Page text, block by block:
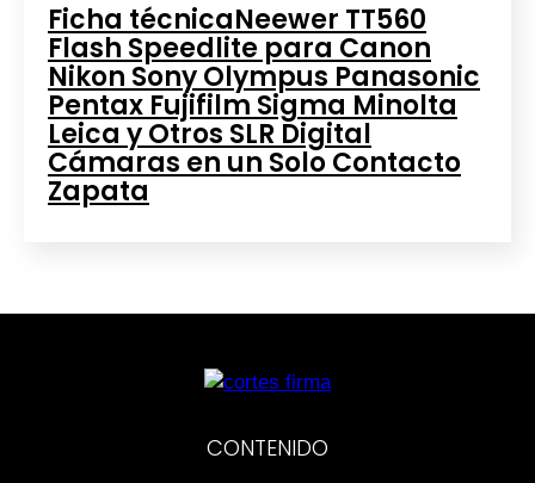
Ficha técnicaNeewer TT560
Flash Speedlite para Canon
Nikon Sony Olympus Panasonic
Pentax Fujifilm Sigma Minolta
Leica y Otros SLR Digital
Cámaras en un Solo Contacto
Zapata
CONTENIDO